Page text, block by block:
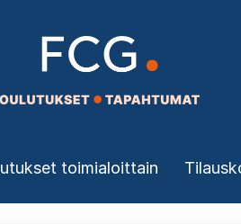
toimialoittain